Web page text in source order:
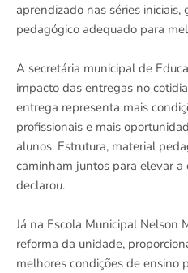
aprendizado nas séries
pedagógico adequado para
A secretária municipal de
impacto das entregas no
entrega representa mais
profissionais e mais
alunos. Estrutura, material
caminham juntos para elevar
declarou.
Já na Escola Municipal Nelson
reforma da unidade,
melhores condições de ensino